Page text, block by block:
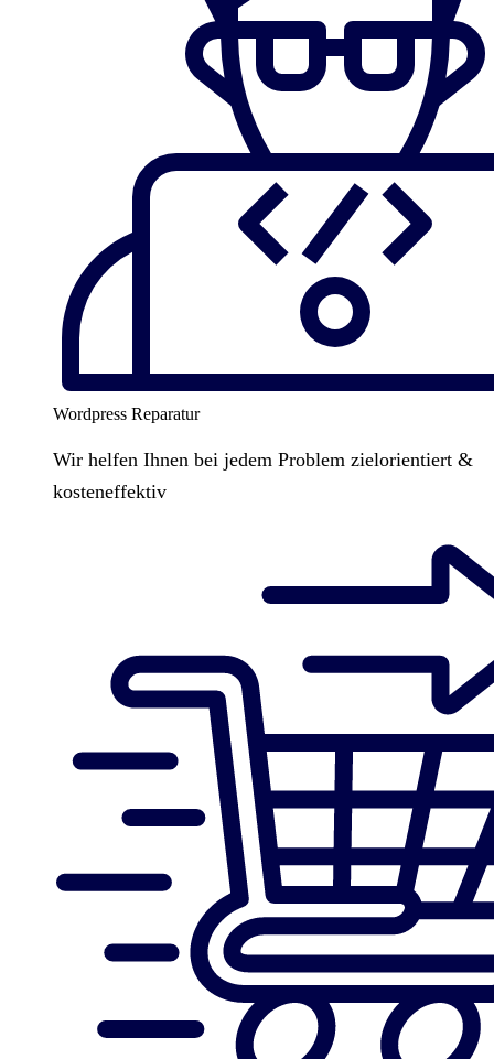
Wordpress Reparatur
Wir helfen Ihnen bei jedem Problem zielorientiert &
kosteneffektiv